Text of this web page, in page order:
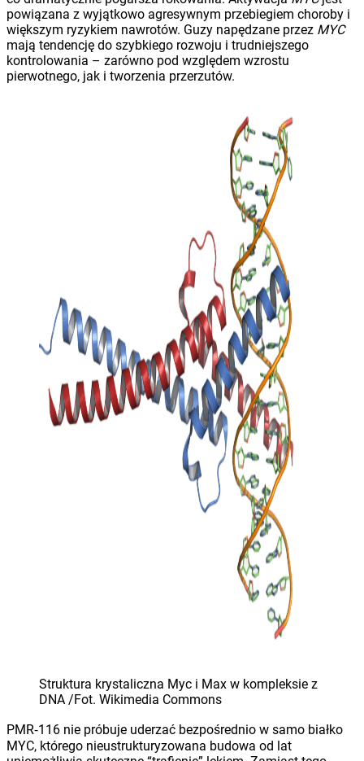
powiązana z wyjątkowo agresywnym przebiegiem choroby i
większym ryzykiem nawrotów. Guzy napędzane przez MYC
mają tendencję do szybkiego rozwoju i trudniejszego
kontrolowania – zarówno pod względem wzrostu
pierwotnego, jak i tworzenia przerzutów.
Struktura krystaliczna Myc i Max w kompleksie z
DNA /Fot. Wikimedia Commons
PMR‑116 nie próbuje uderzać bezpośrednio w samo białko
MYC, którego nieustrukturyzowana budowa od lat